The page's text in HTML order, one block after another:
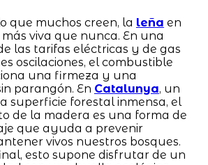
que muchos creen, la leña en
viva que nunca. En una
las tarifas eléctricas y de gas
oscilaciones, el combustible
una firmeza y una
parangón. En Catalunya, un
superficie forestal inmensa, el
de la madera es una forma de
que ayuda a prevenir
vivos nuestros bosques.
esto supone disfrutar de un